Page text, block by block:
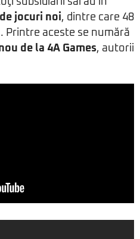
jocuri noi, dintre care 48
Printre aceste se numără
de la 4A Games, autorii